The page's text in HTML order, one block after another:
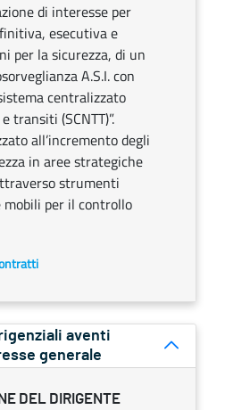
di interesse per
esecutiva e
per la sicurezza, di un
A.S.I. con
centralizzato
transiti (SCNTT)”.
all’incremento degli
in aree strategiche
strumenti
per il controllo
aventi
generale
DEL DIRIGENTE